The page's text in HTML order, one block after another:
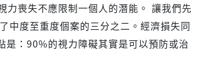
力喪失不應限制一個人的潛能。 讓我們先
中度至重度個案的三分之二。經濟損失同
：90%的視力障礙其實是可以預防或治